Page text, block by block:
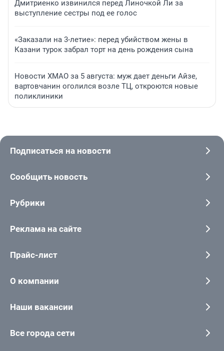
Дмитриенко извинился перед Линочкой Ли за
выступление сестры под ее голос
«Заказали на 3-летие»: перед убийством жены в
Казани турок забрал торт на день рождения сына
Новости ХМАО за 5 августа: муж дает деньги Айзе,
вартовчанин оголился возле ТЦ, откроются новые
поликлиники
Подписаться на новости
Сообщить новость
Рубрики
Реклама на сайте
Прайс-лист
О компании
Наши вакансии
Все города сети